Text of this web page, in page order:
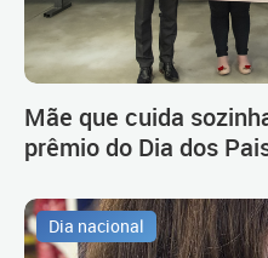
Mãe que cuida
prêmio do Dia dos
Dia nacional